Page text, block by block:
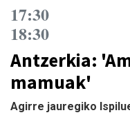
17:30
18:30
Antzerkia:
mamuak'
Agirre jauregiko